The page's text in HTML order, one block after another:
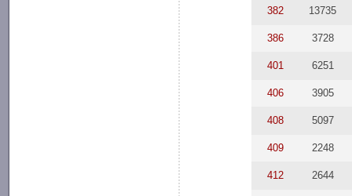
382 13735
386 3728
401 6251
406 3905
408 5097
409 2248
412 2644